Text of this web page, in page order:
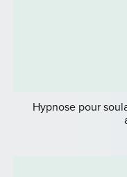
Hypnose pour